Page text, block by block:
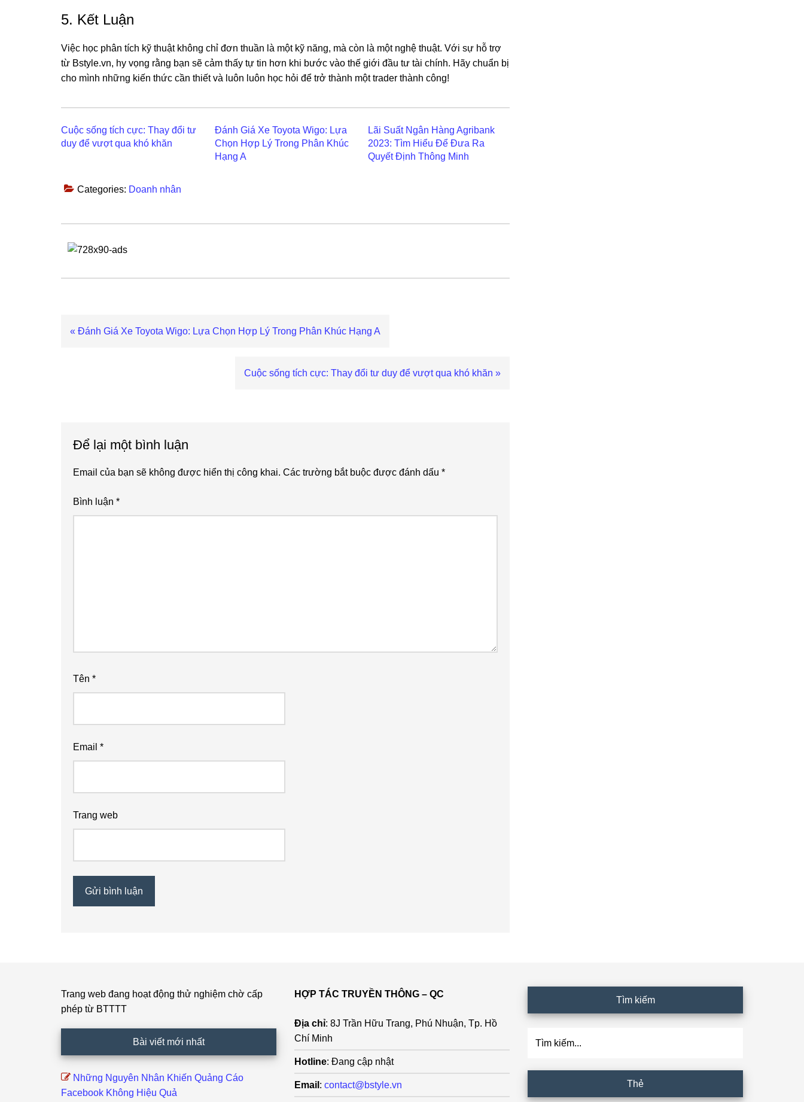
5. Kết Luận
Việc học phân tích kỹ thuật không chỉ đơn thuần là một kỹ năng, mà còn là một nghệ thuật. Với sự hỗ trợ
từ Bstyle.vn, hy vọng rằng bạn sẽ cảm thấy tự tin hơn khi bước vào thế giới đầu tư tài chính. Hãy chuẩn bị
cho mình những kiến thức cần thiết và luôn luôn học hỏi để trở thành một trader thành công!
Cuộc sống tích cực: Thay đổi tư
duy để vượt qua khó khăn
Đánh Giá Xe Toyota Wigo: Lựa
Chọn Hợp Lý Trong Phân Khúc
Hạng A
Lãi Suất Ngân Hàng Agribank
2023: Tìm Hiểu Để Đưa Ra
Quyết Định Thông Minh
Categories: Doanh nhân
Previous
« Đánh Giá Xe Toyota Wigo: Lựa Chọn Hợp Lý Trong Phân Khúc Hạng A
Next
Cuộc sống tích cực: Thay đổi tư duy để vượt qua khó khăn »
Để lại một bình luận
Email của bạn sẽ không được hiển thị công khai. Các trường bắt buộc được đánh dấu *
Bình luận *
Tên *
Email *
Trang web
Trang web đang hoạt động thử nghiệm chờ cấp
phép từ BTTTT
Bài viết mới nhất
Những Nguyên Nhân Khiến Quảng Cáo
Facebook Không Hiệu Quả
HỢP TÁC TRUYỀN THÔNG – QC
Địa chỉ: 8J Trần Hữu Trang, Phú Nhuận, Tp. Hồ
Chí Minh
Hotline: Đang cập nhật
Email : contact@bstyle.vn
Tìm kiếm
Thẻ